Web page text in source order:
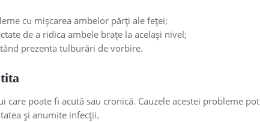
cu mișcarea ambelor părți ale feței;
de a ridica ambele brațe la același nivel;
prezenta tulburări de vorbire.
care poate fi acută sau cronică. Cauzele acestei probleme pot
și anumite infecții.